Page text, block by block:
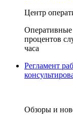
Центр
Оперативные
процентов
часа
Регламент
Обзоры и